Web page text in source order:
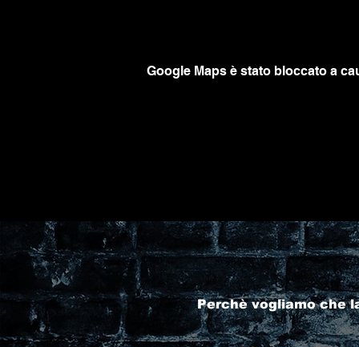
Google Maps è stato bloccato a
Perchè vogliamo che